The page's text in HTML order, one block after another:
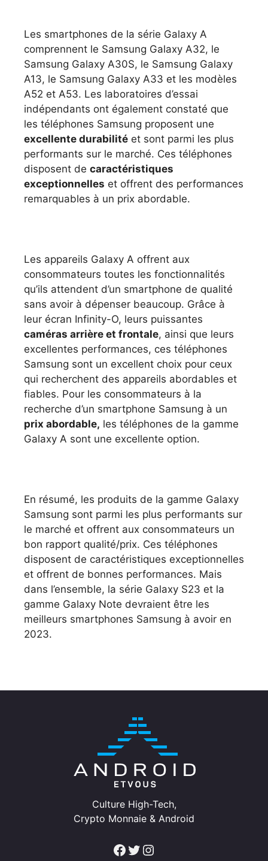
Les smartphones de la série Galaxy A
comprennent le Samsung Galaxy A32, le
Samsung Galaxy A30S, le Samsung Galaxy
A13, le Samsung Galaxy A33 et les modèles
A52 et A53. Les laboratoires d’essai
indépendants ont également constaté que
les téléphones Samsung proposent une
excellente durabilité et sont parmi les plus
performants sur le marché. Ces téléphones
disposent de caractéristiques
exceptionnelles et offrent des performances
remarquables à un prix abordable.
Les appareils Galaxy A offrent aux
consommateurs toutes les fonctionnalités
qu’ils attendent d’un smartphone de qualité
sans avoir à dépenser beaucoup. Grâce à
leur écran Infinity-O, leurs puissantes
caméras arrière et frontale, ainsi que leurs
excellentes performances, ces téléphones
Samsung sont un excellent choix pour ceux
qui recherchent des appareils abordables et
fiables. Pour les consommateurs à la
recherche d’un smartphone Samsung à un
prix abordable, les téléphones de la gamme
Galaxy A sont une excellente option.
En résumé, les produits de la gamme Galaxy
Samsung sont parmi les plus performants sur
le marché et offrent aux consommateurs un
bon rapport qualité/prix. Ces téléphones
disposent de caractéristiques exceptionnelles
et offrent de bonnes performances. Mais
dans l’ensemble, la série Galaxy S23 et la
gamme Galaxy Note devraient être les
meilleurs smartphones Samsung à avoir en
2023.
Culture High-Tech,
Crypto Monnaie & Android
Facebook Twitter Instagram